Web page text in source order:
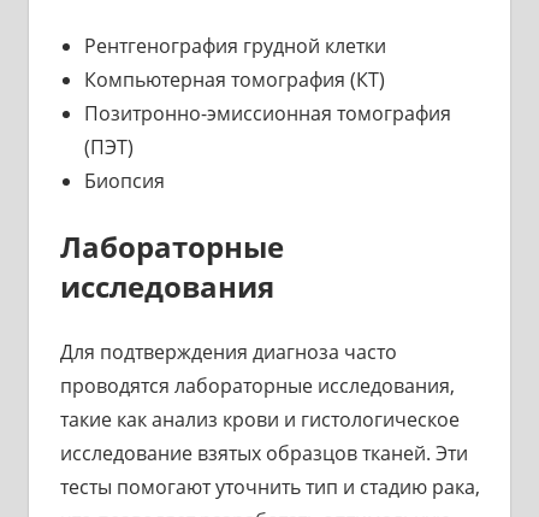
Рентгенография грудной клетки
Компьютерная томография (КТ)
Позитронно-эмиссионная томография
(ПЭТ)
Биопсия
Лабораторные
исследования
Для подтверждения диагноза часто
проводятся лабораторные исследования,
такие как анализ крови и гистологическое
исследование взятых образцов тканей. Эти
тесты помогают уточнить тип и стадию рака,